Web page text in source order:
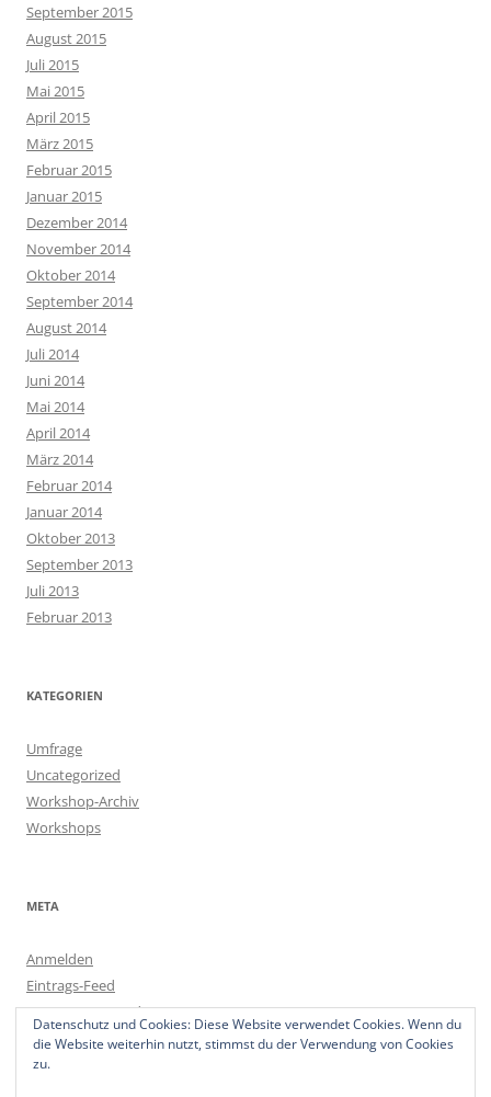
September 2015
August 2015
Juli 2015
Mai 2015
April 2015
März 2015
Februar 2015
Januar 2015
Dezember 2014
November 2014
Oktober 2014
September 2014
August 2014
Juli 2014
Juni 2014
Mai 2014
April 2014
März 2014
Februar 2014
Januar 2014
Oktober 2013
September 2013
Juli 2013
Februar 2013
KATEGORIEN
Umfrage
Uncategorized
Workshop-Archiv
Workshops
META
Anmelden
Eintrags-Feed
Kommentar-Feed
WordPress.org
Datenschutz und Cookies: Diese Website verwendet Cookies. Wenn du
die Website weiterhin nutzt, stimmst du der Verwendung von Cookies
zu.